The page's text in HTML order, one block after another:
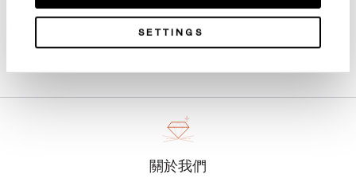
SETTINGS
產品詳情
關於我們